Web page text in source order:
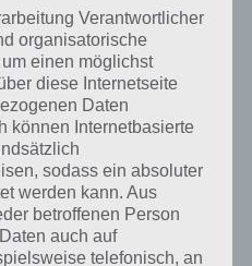
eigentlich und was gibt es
zu Dubai? Zu bestimmten
auch immer eine kurze
weiteren Informationen parat!
Teilen auf Facebook
Verantwortlicher
organisatorische
einen möglichst
diese Internetseite
Daten
können Internetbasierte
sodass ein absoluter
werden kann. Aus
betroffenen Person
auch auf
telefonisch, an